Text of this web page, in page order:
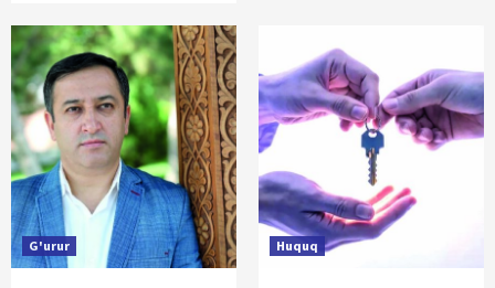
G'urur Huquq